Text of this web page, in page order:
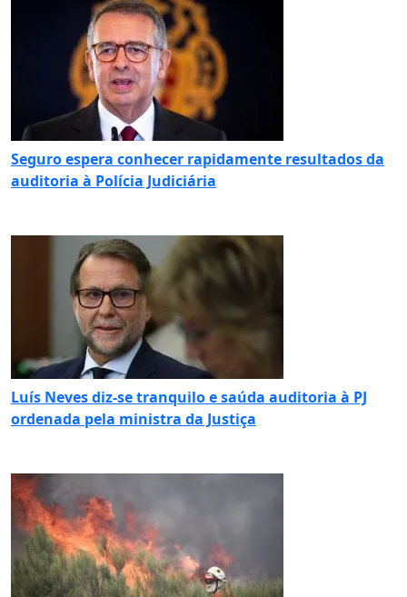
Seguro espera conhecer rapidamente resultados da
auditoria à Polícia Judiciária
Luís Neves diz-se tranquilo e saúda auditoria à PJ
ordenada pela ministra da Justiça